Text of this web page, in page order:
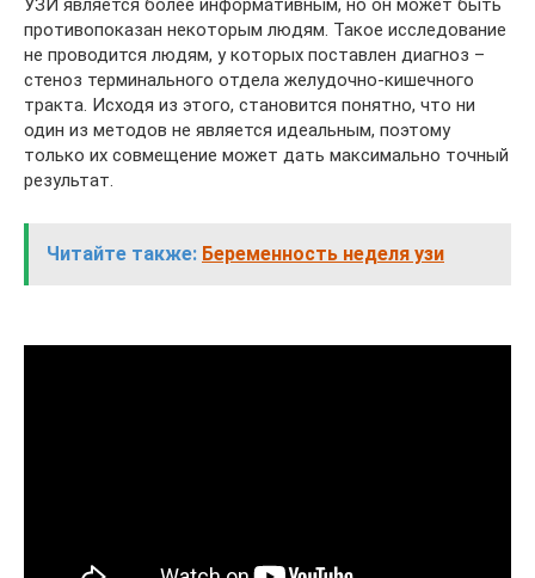
противопоказан некоторым людям. Такое исследование
не проводится людям, у которых поставлен диагноз –
стеноз терминального отдела желудочно-кишечного
тракта. Исходя из этого, становится понятно, что ни
один из методов не является идеальным, поэтому
только их совмещение может дать максимально точный
результат.
Читайте также: Беременность неделя узи